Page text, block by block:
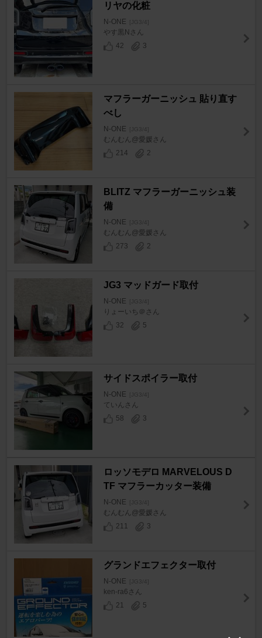
リヤの化粧
N-ONE [JG3/4]
やす黒Nさん
42
3
マフラーガーニッシュ 貼り直す
べし
N-ONE [JG3/4]
むんむん@愛媛さん
214
2
BLITZ マフラーガーニッシュ装
備
N-ONE [JG3/4]
むんむん@愛媛さん
273
2
JG3 マッドガード取付
N-ONE [JG3/4]
りょーいち＠さん
32
5
サイドスポイラー取付
N-ONE [JG3/4]
ていんさん
58
3
ロッソモデロ MARVELOUS D
TF マフラーカッター装備
N-ONE [JG3/4]
むんむん@愛媛さん
211
3
グランドエフェクター取付
N-ONE [JG3/4]
ken-ra6さん
21
5